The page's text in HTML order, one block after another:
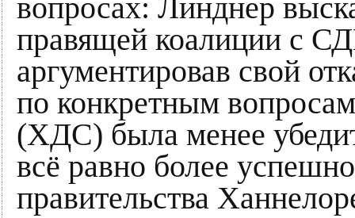
вопросах: Линднер
правящей коалиции с
аргументировав свой
по конкретным
(ХДС) была менее
всё равно более
правительства